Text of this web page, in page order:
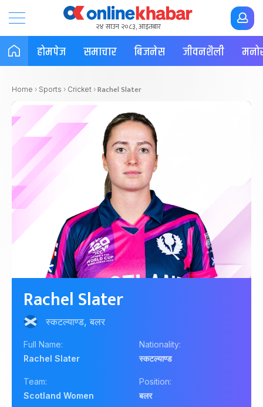
२४ साउन २०८३, आइतबार
होमपेज समाचार बिजनेस जीवनशैली
Home › Sports › Cricket › Rachel Slater
Rachel Slater
स्कटल्याण्ड, बलर
Full Name:
Rachel Slater
Nationality:
स्कटल्याण्ड
Team:
Scotland Women
Position:
बलर